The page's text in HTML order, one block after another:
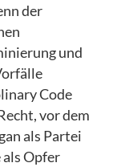
der
und
Code
vor dem
als Partei
Opfer